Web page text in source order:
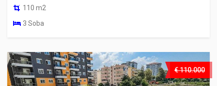
110 m2
3 Soba
€ 110.000